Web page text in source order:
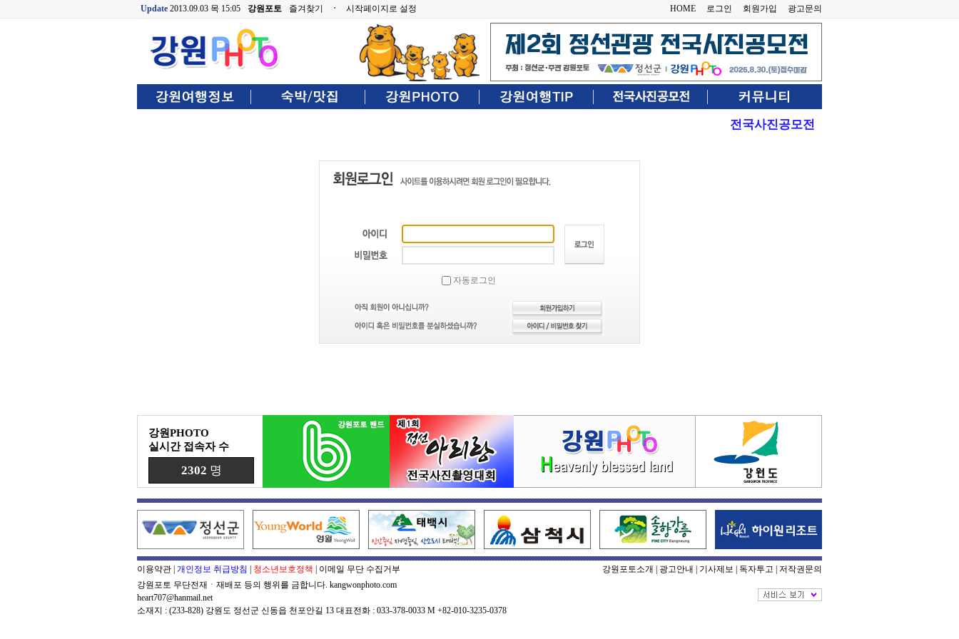
Update 2013.09.03 목 15:05 강원포토 즐겨찾기 ㆍ 시작페이지로 설정 HOME 로그인 회원가입 광고문의
전국사진공모전
자동로그인
강원PHOTO
실시간 접속자 수
2302 명
이용약관 개인정보 취급방침 청소년보호정책 이메일 무단 수집거부 강원포토소개 광고안내 기사제보 독자투고
저작권문의
강원포토 무단전재ㆍ재배포 등의 행위를 금합니다. kangwonphoto.com
heart707@hanmail.net
소재지 : (233-828) 강원도 정선군 신동읍 천포안길 13 대표전화 : 033-378-0033 M +82-010-3235-0378